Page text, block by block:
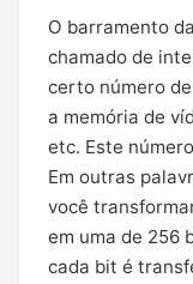
O barramento
chamado de
certo número
a memória de
etc. Este
Em outras
você
em uma de 256
cada bit é